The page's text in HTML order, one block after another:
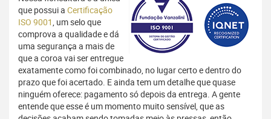
que possui a Certificação
ISO 9001, um selo que
comprova a qualidade e dá
uma segurança a mais de
que a coroa vai ser entregue
exatamente como foi combinado, no lugar certo e dentro do
prazo que foi acertado. E ainda tem um detalhe que quase
ninguém oferece: pagamento só depois da entrega. A gente
entende que esse é um momento muito sensível, que as